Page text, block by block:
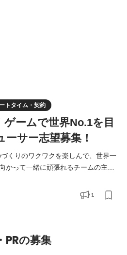
トタイム・契約
ームで世界No.1を目
サー志望募集！
づくりのワクワクを楽しんで、世界一
かって一緒に頑張れるチームの主力
に挑戦したい方 ・世の中をアッと驚
生み出したい方 ・世界中の人の心を
1
PRの募集